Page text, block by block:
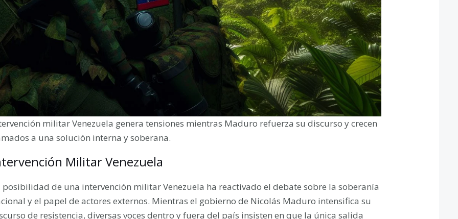
militar Venezuela genera tensiones mientras Maduro refuerza su discurso y crecen
a una solución interna y soberana.
Militar Venezuela
posibilidad de una intervención militar Venezuela ha reactivado el debate sobre la soberanía
y el papel de actores externos. Mientras el gobierno de Nicolás Maduro intensifica su
de resistencia, diversas voces dentro y fuera del país insisten en que la única salida